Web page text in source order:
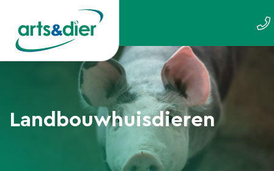
Landbouwhuisdieren